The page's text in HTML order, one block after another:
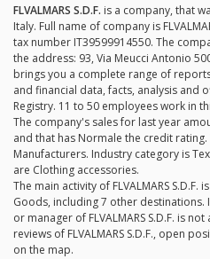
FLVALMARS S.D.F. is a company, that
Italy. Full name of company is
tax number IT39599914550. The
the address: 93, Via Meucci Antonio
brings you a complete range of
and financial data, facts, analysis and
Registry. 11 to 50 employees work in
The company's sales for last year
and that has Normale the credit
Manufacturers. Industry category is
are Clothing accessories.
The main activity of FLVALMARS
Goods, including 7 other
or manager of FLVALMARS S.D.F. is
reviews of FLVALMARS S.D.F., open
on the map.